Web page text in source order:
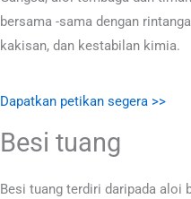
bersama -sama dengan
kakisan, dan kestabilan kimia.
Dapatkan petikan segera >>
Besi tuang
Besi tuang terdiri daripada aloi